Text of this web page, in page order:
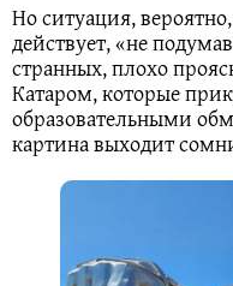
Но ситуация,
действует, «не
странных, плохо
Катаром, которые
образовательными
картина выходит